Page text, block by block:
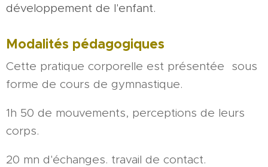
développement de l'enfant.
Modalités pédagogiques
Cette pratique corporelle est présentée sous
forme de cours de gymnastique.
1h 50 de mouvements, perceptions de leurs
corps.
20 mn d'échanges. travail de contact.